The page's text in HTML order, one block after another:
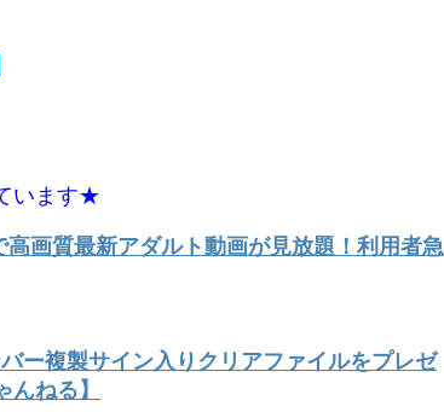
います★
高画質最新アダルト動画が見放題！利用者急
バー複製サイン入りクリアファイルをプレゼ
ねる】